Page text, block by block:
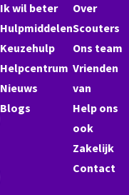
Ik wil beter
Hulpmiddelen
Keuzehulp
Helpcentrum
Nieuws
Blogs
Over
Scouters
Ons team
Vrienden
van
Help ons
ook
Zakelijk
Contact